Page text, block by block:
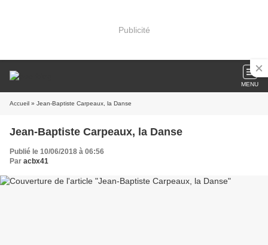
Publicité
MENU
Accueil » Jean-Baptiste Carpeaux, la Danse
Jean-Baptiste Carpeaux, la Danse
Publié le 10/06/2018 à 06:56
Par acbx41